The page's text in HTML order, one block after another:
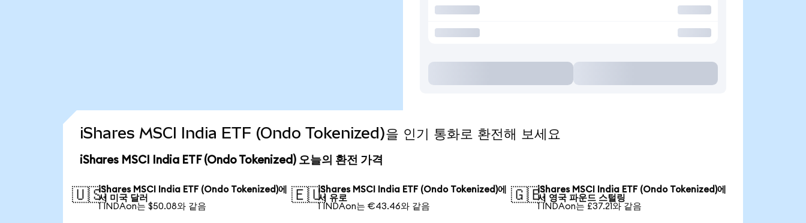
iShares MSCI India ETF (Ondo Tokenized)을 인기 통화로 환전해 보세요
iShares MSCI India ETF (Ondo Tokenized) 오늘의 환전 가격
🇺🇸iShares MSCI India ETF (Ondo Tokenized)에
서 미국 달러
1 INDAon는 $50.08와 같음
🇪🇺iShares MSCI India ETF (Ondo Tokenized)에
서 유로
1 INDAon는 €43.46와 같음
🇬🇧iShares MSCI India ETF (Ondo Tokenized)에
서 영국 파운드 스털링
1 INDAon는 £37.21와 같음